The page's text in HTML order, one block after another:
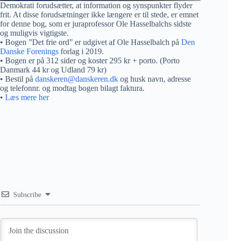
Demokrati forudsætter, at information og synspunkter flyder
frit. At disse forudsætninger ikke længere er til stede, er emnet
for denne bog, som er juraprofessor Ole Hasselbalchs sidste
og muligvis vigtigste.
• Bogen ”Det frie ord” er udgivet af Ole Hasselbalch på Den
Danske Forenings forlag i 2019.
• Bogen er på 312 sider og koster 295 kr + porto. (Porto
Danmark 44 kr og Udland 79 kr)
• Bestil på danskeren@danskeren.dk og husk navn, adresse
og telefonnr. og modtag bogen bilagt faktura.
• Læs mere her
Subscribe